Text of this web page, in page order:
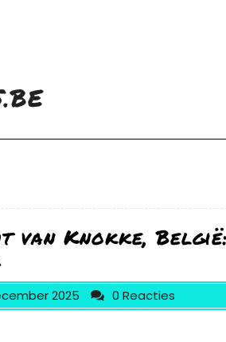
van Knokke,
2025 0 Reacties